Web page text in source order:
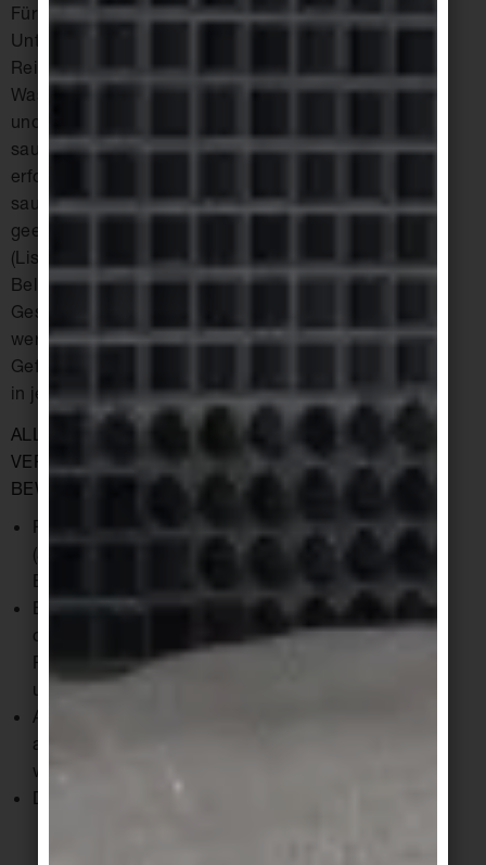
Für die Grundreinigung und die laufende
Unterhaltsreinigung sind alkalische
Reinigungsmittel zu verwenden. Bei weichem
Wasser ist nur gelegentlich (je nach Wasseranfall
und -härte wöchentlich oder monatlich) eine
saure Reinigung erforderlich. Härteres Wasser
erfordert entsprechend häufiger den Einsatz von
sauren Reinigungsmitteln. Eine Auswahl an
geeigneten Reinigungsmitteln kann der RK-Liste
(Liste geprüfter Reinigungsmittel für keramische
Beläge in Schwimmbädern) von der Deutschen
Gesellschaft für das Badewesen entnommen
werden. Die Gebrauchsanweisungen und
Gefahrenhinweise des jeweiligen Herstellers sind
in jedem Fall zu beachten.
ALLGEMEIN HAT SICH FOLGENDES
VERFAHREN BEI DER UNTERHALTSREINIGUNG
BEWÄHRT:
Reiniger in entsprechender Verdünnung
(abhängig vom Verschmutzungsgrad) auf dem
Belag verteilen
Etwa 15 Min. einwirken lassen, dabei die
chemische Schmutzlösung mechanisch mit
Perlonbürsten (ohne Schleifkornzusatz)
unterstützen
Anschließend die gelöste Schmutzflotte mit
ausreichend Wasser aufnehmen oder
wegspülen
Den Belag gründlich klarspülen